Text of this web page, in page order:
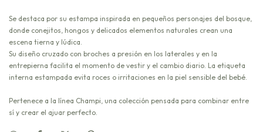
Se destaca por su estampa inspirada en pequeños personajes del bosque,
donde conejitos, hongos y delicados elementos naturales crean una
escena tierna y lúdica.
Su diseño cruzado con broches a presión en los laterales y en la
entrepierna facilita el momento de vestir y el cambio diario. La etiqueta
interna estampada evita roces o irritaciones en la piel sensible del bebé.
Pertenece a la línea Champi, una colección pensada para combinar entre
sí y crear el ajuar perfecto.